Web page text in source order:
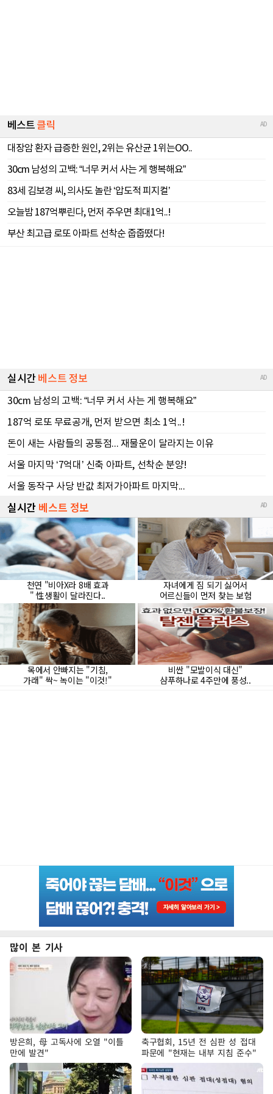
많이 본 기사
방은희, 母 고독사에 오열 "이틀
만에 발견"
축구협회, 15년 전 심판 성 접대
파문에 "현재는 내부 지침 준수"